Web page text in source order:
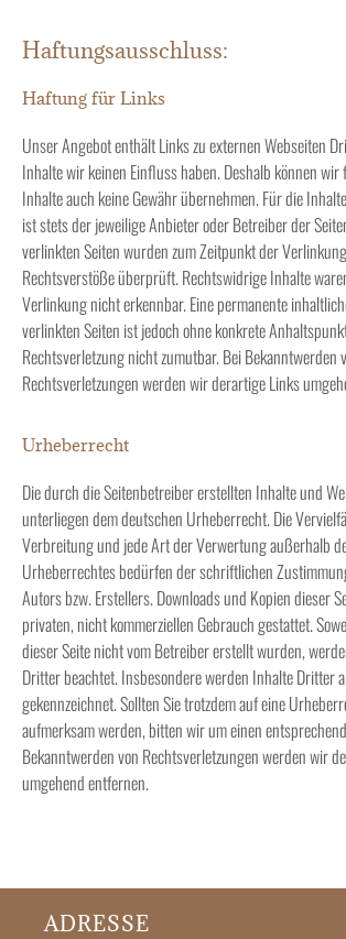
Haftungsausschluss:
Haftung für Links
Unser Angebot enthält Links zu externen Webseiten
Inhalte wir keinen Einfluss haben. Deshalb können
Inhalte auch keine Gewähr übernehmen. Für die
ist stets der jeweilige Anbieter oder Betreiber der
verlinkten Seiten wurden zum Zeitpunkt der
Rechtsverstöße überprüft. Rechtswidrige Inhalte
Verlinkung nicht erkennbar. Eine permanente
verlinkten Seiten ist jedoch ohne konkrete
Rechtsverletzung nicht zumutbar. Bei Bekanntwerden
Rechtsverletzungen werden wir derartige Links
Urheberrecht
Die durch die Seitenbetreiber erstellten Inhalte und
unterliegen dem deutschen Urheberrecht. Die
Verbreitung und jede Art der Verwertung außerhalb
Urheberrechtes bedürfen der schriftlichen
Autors bzw. Erstellers. Downloads und Kopien dieser
privaten, nicht kommerziellen Gebrauch gestattet.
dieser Seite nicht vom Betreiber erstellt wurden,
Dritter beachtet. Insbesondere werden Inhalte Dritter
gekennzeichnet. Sollten Sie trotzdem auf eine
aufmerksam werden, bitten wir um einen
Bekanntwerden von Rechtsverletzungen werden wir
umgehend entfernen.
ADRESSE